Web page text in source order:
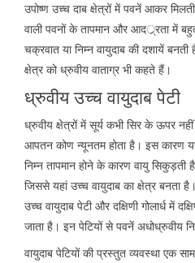
उपोष्ण उच्च दाब क्षेत्रों में पवनें आकर
वाली पवनों के तापमान और आदर््रता में
चक्रवात या निम्न वायुदाब की दशायें
क्षेत्र को ध्रुवीय वाताग्र भी कहते हैं।
ध्रुवीय उच्च वायुदाब पेटी
ध्रुवीय क्षेत्रों में सूर्य कभी सिर के ऊपर नहीं
आपतन कोण न्यूनतम होता है। इस कारण
निम्न तापमान होने के कारण वायु
जिससे यहां उच्च वायुदाब का क्षेत्र बनता
उच्च वायुदाब पेटी और दक्षिणी गोलार्ध में
जाता है। इन पेटियों से पवनें अधोध्रुवीय
वायुदाब पेटियों की प्रस्तुत व्यवस्था एक